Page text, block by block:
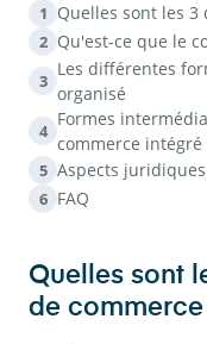
1 Quelles sont les
2 Qu'est-ce que le
3
Les différentes
organisé
4
Formes
commerce
5 Aspects
6 FAQ
Quelles sont
de commerce